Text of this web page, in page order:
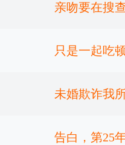
亲吻要在搜
只是一起吃
未婚欺诈我
面目 第3集
告白，第25